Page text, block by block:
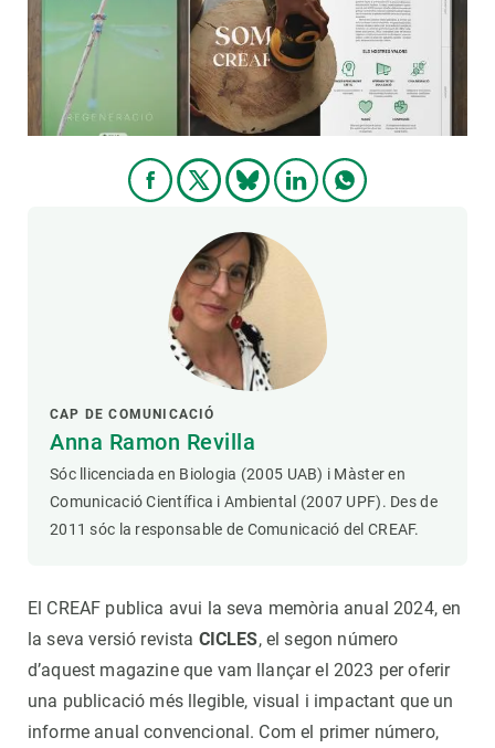
CAP DE COMUNICACIÓ
Anna Ramon Revilla
Sóc llicenciada en Biologia (2005 UAB) i Màster en
Comunicació Científica i Ambiental (2007 UPF). Des de
2011 sóc la responsable de Comunicació del CREAF.
El CREAF publica avui la seva memòria anual 2024, en
la seva versió revista CICLES, el segon número
d’aquest magazine que vam llançar el 2023 per oferir
una publicació més llegible, visual i impactant que un
informe anual convencional. Com el primer número,